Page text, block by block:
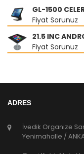
GL-1500
Fiyat Sorunuz
21.5 INC
Fiyat Sorunuz
ADRES
İvedik Organize
Yenimahalle /